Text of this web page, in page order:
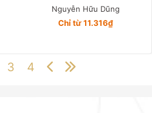
Nguyễn Hữu Dũng
Chỉ từ 11.316₫
3 4